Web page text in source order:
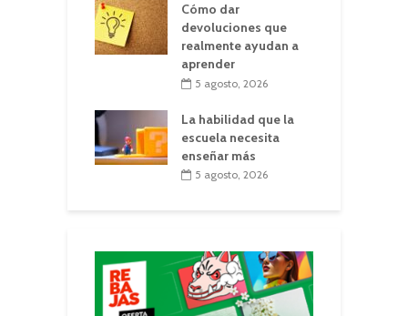
Cómo dar
devoluciones que
realmente ayudan a
aprender
5 agosto, 2026
La habilidad que la
escuela necesita
enseñar más
5 agosto, 2026